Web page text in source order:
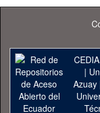
CEDIA
|
Azuay